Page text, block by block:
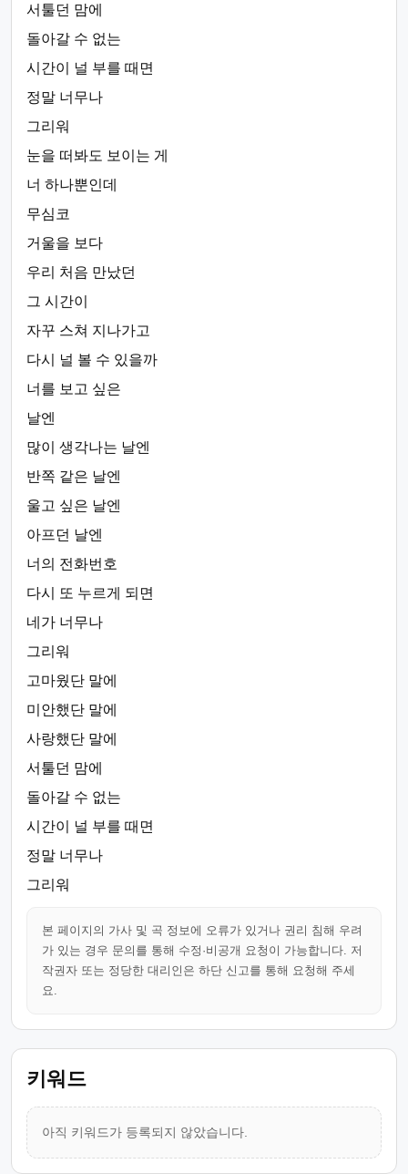
서툴던 맘에
돌아갈 수 없는
시간이 널 부를 때면
정말 너무나
그리워
눈을 떠봐도 보이는 게
너 하나뿐인데
무심코
거울을 보다
우리 처음 만났던
그 시간이
자꾸 스쳐 지나가고
다시 널 볼 수 있을까
너를 보고 싶은
날엔
많이 생각나는 날엔
반쪽 같은 날엔
울고 싶은 날엔
아프던 날엔
너의 전화번호
다시 또 누르게 되면
네가 너무나
그리워
고마웠단 말에
미안했단 말에
사랑했단 말에
서툴던 맘에
돌아갈 수 없는
시간이 널 부를 때면
정말 너무나
그리워
본 페이지의 가사 및 곡 정보에 오류가 있거나 권리 침해 우려
가 있는 경우 문의를 통해 수정·비공개 요청이 가능합니다. 저
작권자 또는 정당한 대리인은 하단 신고를 통해 요청해 주세
요.
키워드
아직 키워드가 등록되지 않았습니다.